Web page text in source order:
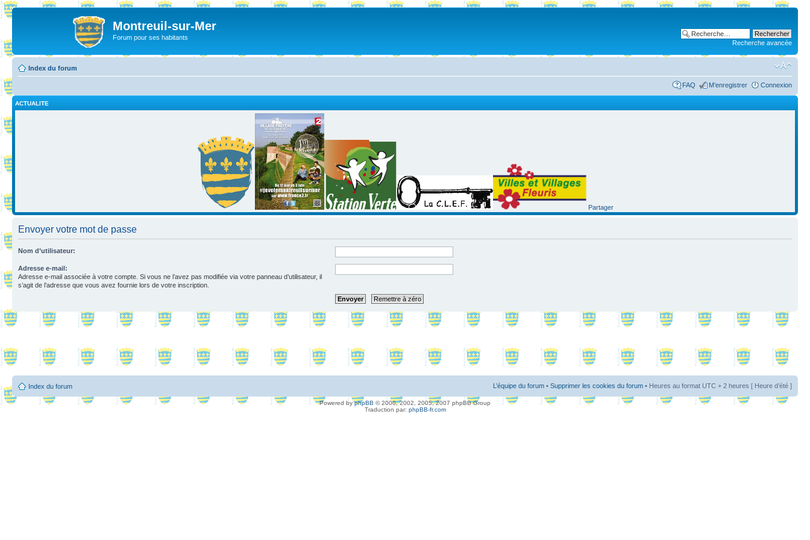
Montreuil-sur-Mer
Forum pour ses habitants
Recherche avancée
Index du forum
FAQ M’enregistrer Connexion
ACTUALITE
Partager
Envoyer votre mot de passe
Nom d’utilisateur:
Adresse e-mail:
Adresse e-mail associée à votre compte. Si vous ne l’avez pas modifiée via votre panneau d’utilisateur, il
s’agit de l’adresse que vous avez fournie lors de votre inscription.
Index du forum L’équipe du forum • Supprimer les cookies du forum • Heures au format UTC + 2 heures [ Heure d’été ]
Powered byphpBB © 2000, 2002, 2005, 2007 phpBB Group
Traduction par: phpBB-fr.com